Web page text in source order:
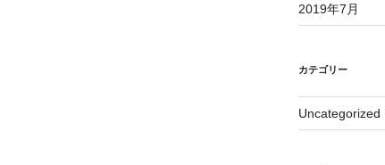
2019年7月
カテゴリー
Uncategorized